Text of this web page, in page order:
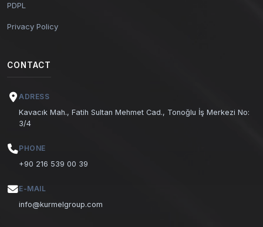
PDPL
Privacy Policy
CONTACT
ADRESS
Kavacık Mah., Fatih Sultan Mehmet Cad., Tonoğlu İş Merkezi No:
3/4
PHONE
+90 216 539 00 39
E-MAIL
info@kurmelgroup.com